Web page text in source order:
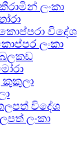
කීරාමින් ලංකා
කොප්පරා විදේශ
කොප්පර ලංකා
කුකුලා
තලපත් විදේශ
ලංකා